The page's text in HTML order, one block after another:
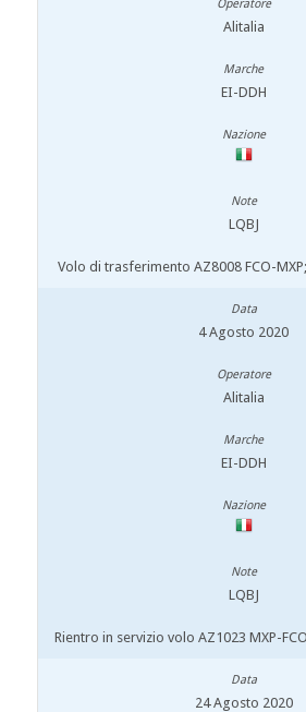
Alitalia
EI-DDH
LQBJ
Volo di trasferimento AZ8008 FCO-
4 Agosto 2020
Alitalia
EI-DDH
LQBJ
Rientro in servizio volo AZ1023 MXP-
24 Agosto 2020